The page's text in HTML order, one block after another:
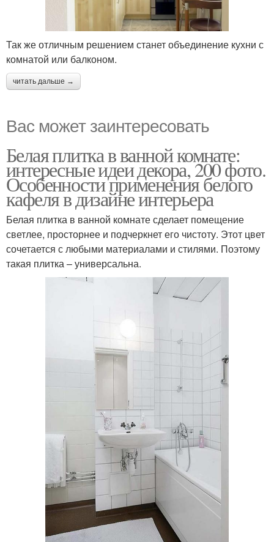
Так же отличным решением станет объединение кухни с
комнатой или балконом.
читать дальше →
Вас может заинтересовать
Белая плитка в ванной комнате:
интересные идеи декора, 200 фото.
Особенности применения белого
кафеля в дизайне интерьера
Белая плитка в ванной комнате сделает помещение
светлее, просторнее и подчеркнет его чистоту. Этот цвет
сочетается с любыми материалами и стилями. Поэтому
такая плитка – универсальна.